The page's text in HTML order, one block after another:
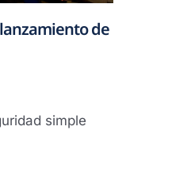
de
simple